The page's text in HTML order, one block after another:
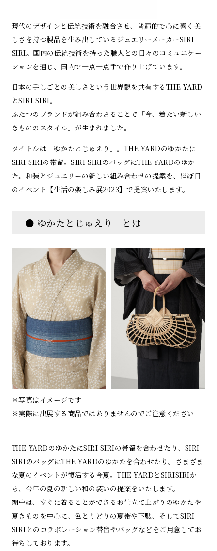
現代のデザインと伝統技術を融合させ、普遍的で心に響く美
しさを持つ製品を生み出しているジュエリーメーカーSIRI
SIRI。国内の伝統技術を持った職人との日々のコミュニケー
ションを通じ、国内で一点一点手で作り上げています。
日本の手しごとの美しさという世界観を共有するTHE YARD
とSIRI SIRI。
ふたつのブランドが組み合わさることで「今、着たい新しい
きもののスタイル」が生まれました。
タイトルは「ゆかたとじゅえり」。THE YARDのゆかたに
SIRI SIRIの帯留。SIRI SIRIのバッグにTHE YARDのゆか
た。和装とジュエリーの新しい組み合わせの提案を、ほぼ日
のイベント【生活の楽しみ展2023】で提案いたします。
● ゆかたとじゅえり とは
※写真はイメージです
※実際に出展する商品ではありませんのでご注意ください
THE YARDのゆかたにSIRI SIRIの帯留を合わせたり、SIRI
SIRIのバッグにTHE YARDのゆかたを合わせたり。さまざま
な夏のイベントが復活する今夏。THE YARDとSIRISIRIか
ら、今年の夏の新しい和の装いの提案をいたします。
期中は、すぐに着ることができるお仕立て上がりのゆかたや
夏きものを中心に、色とりどりの夏帯や下駄、そしてSIRI
SIRIとのコラボレーション帯留やバッグなどをご用意してお
待ちしております。